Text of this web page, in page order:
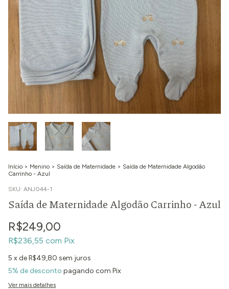
Início > Menino > Saída de Maternidade > Saída de Maternidade Algodão
Carrinho - Azul
SKU: ANJ044-1
Saída de Maternidade Algodão Carrinho - Azul
R$249,00
R$236,55 com Pix
5 x deR$49,80 sem juros
5% de desconto pagando com Pix
Ver mais detalhes